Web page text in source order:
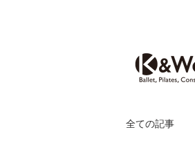
全ての記事